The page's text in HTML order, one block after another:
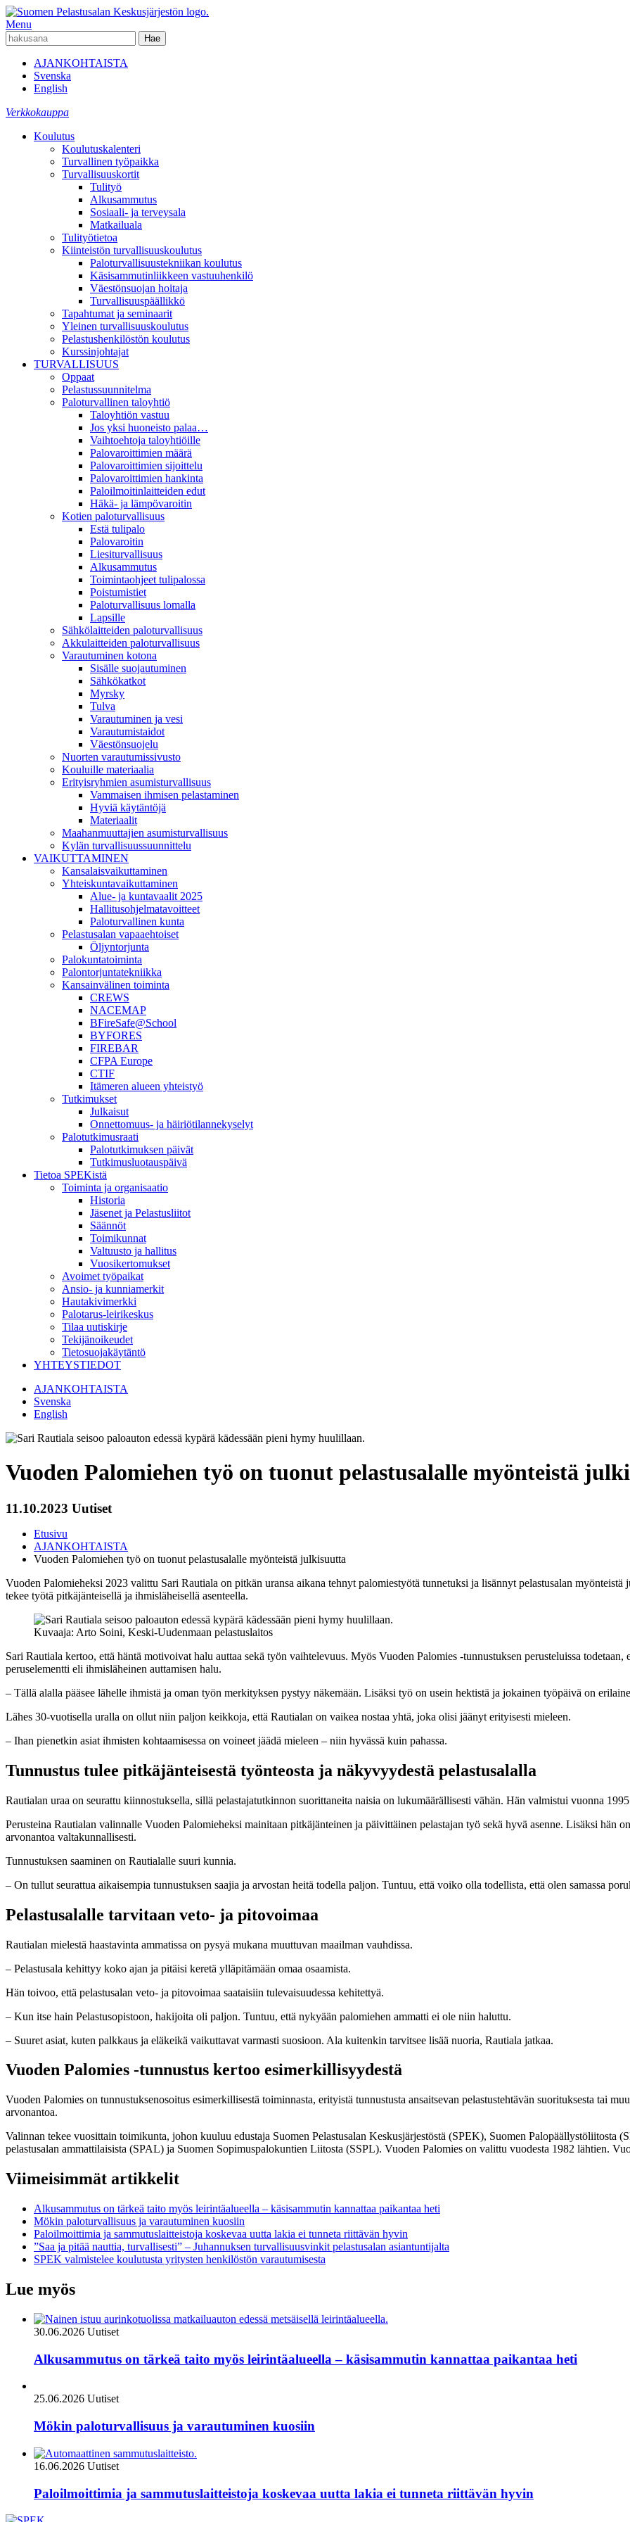
Menu
AJANKOHTAISTA
Svenska
English
Verkkokauppa
Koulutus
Koulutuskalenteri
Turvallinen työpaikka
Turvallisuuskortit
Tulityö
Alkusammutus
Sosiaali- ja terveysala
Matkailuala
Tulityötietoa
Kiinteistön turvallisuuskoulutus
Paloturvallisuustekniikan koulutus
Käsisammutinliikkeen vastuuhenkilö
Väestönsuojan hoitaja
Turvallisuuspäällikkö
Tapahtumat ja seminaarit
Yleinen turvallisuuskoulutus
Pelastushenkilöstön koulutus
Kurssinjohtajat
TURVALLISUUS
Oppaat
Pelastussuunnitelma
Paloturvallinen taloyhtiö
Taloyhtiön vastuu
Jos yksi huoneisto palaa…
Vaihtoehtoja taloyhtiöille
Palovaroittimien määrä
Palovaroittimien sijoittelu
Palovaroittimien hankinta
Paloilmoitinlaitteiden edut
Häkä- ja lämpövaroitin
Kotien paloturvallisuus
Estä tulipalo
Palovaroitin
Liesiturvallisuus
Alkusammutus
Toimintaohjeet tulipalossa
Poistumistiet
Paloturvallisuus lomalla
Lapsille
Sähkölaitteiden paloturvallisuus
Akkulaitteiden paloturvallisuus
Varautuminen kotona
Sisälle suojautuminen
Sähkökatkot
Myrsky
Tulva
Varautuminen ja vesi
Varautumistaidot
Väestönsuojelu
Nuorten varautumissivusto
Kouluille materiaalia
Erityisryhmien asumisturvallisuus
Vammaisen ihmisen pelastaminen
Hyviä käytäntöjä
Materiaalit
Maahanmuuttajien asumisturvallisuus
Kylän turvallisuussuunnittelu
VAIKUTTAMINEN
Kansalaisvaikuttaminen
Yhteiskuntavaikuttaminen
Alue- ja kuntavaalit 2025
Hallitusohjelmatavoitteet
Paloturvallinen kunta
Pelastusalan vapaaehtoiset
Öljyntorjunta
Palokuntatoiminta
Palontorjuntatekniikka
Kansainvälinen toiminta
CREWS
NACEMAP
BFireSafe@School
BYFORES
FIREBAR
CFPA Europe
CTIF
Itämeren alueen yhteistyö
Tutkimukset
Julkaisut
Onnettomuus- ja häiriötilannekyselyt
Palotutkimusraati
Palotutkimuksen päivät
Tutkimusluotauspäivä
Tietoa SPEKistä
Toiminta ja organisaatio
Historia
Jäsenet ja Pelastusliitot
Säännöt
Toimikunnat
Valtuusto ja hallitus
Vuosikertomukset
Avoimet työpaikat
Ansio- ja kunniamerkit
Hautakivimerkki
Palotarus-leirikeskus
Tilaa uutiskirje
Tekijänoikeudet
Tietosuojakäytäntö
YHTEYSTIEDOT
AJANKOHTAISTA
Svenska
English
Vuoden Palomiehen työ on tuonut pelastusalalle myönteistä
11.10.2023 Uutiset
Etusivu
AJANKOHTAISTA
Vuoden Palomiehen työ on tuonut pelastusalalle myönteistä julkisuutta
Vuoden Palomieheksi 2023 valittu Sari Rautiala on pitkän uransa aikana tehnyt palomiestyötä tunnetuksi ja lisännyt pelastusalan myönteistä
tekee työtä pitkäjänteisellä ja ihmisläheisellä asenteella.
Kuvaaja: Arto Soini, Keski-Uudenmaan pelastuslaitos
Sari Rautiala kertoo, että häntä motivoivat halu auttaa sekä työn vaihtelevuus. Myös Vuoden Palomies -tunnustuksen perusteluissa todetaan,
peruselementti eli ihmisläheinen auttamisen halu.
– Tällä alalla pääsee lähelle ihmistä ja oman työn merkityksen pystyy näkemään. Lisäksi työ on usein hektistä ja jokainen työpäivä on
Lähes 30-vuotisella uralla on ollut niin paljon keikkoja, että Rautialan on vaikea nostaa yhtä, joka olisi jäänyt erityisesti mieleen.
– Ihan pienetkin asiat ihmisten kohtaamisessa on voineet jäädä mieleen – niin hyvässä kuin pahassa.
Tunnustus tulee pitkäjänteisestä työnteosta ja näkyvyydestä pelastusalalla
Rautialan uraa on seurattu kiinnostuksella, sillä pelastajatutkinnon suorittaneita naisia on lukumäärällisesti vähän. Hän valmistui vuonna
Perusteina Rautialan valinnalle Vuoden Palomieheksi mainitaan pitkäjänteinen ja päivittäinen pelastajan työ sekä hyvä asenne. Lisäksi hän
arvonantoa valtakunnallisesti.
Tunnustuksen saaminen on Rautialalle suuri kunnia.
– On tullut seurattua aikaisempia tunnustuksen saajia ja arvostan heitä todella paljon. Tuntuu, että voiko olla todellista, että olen samassa
Pelastusalalle tarvitaan veto- ja pitovoimaa
Rautialan mielestä haastavinta ammatissa on pysyä mukana muuttuvan maailman vauhdissa.
– Pelastusala kehittyy koko ajan ja pitäisi keretä ylläpitämään omaa osaamista.
Hän toivoo, että pelastusalan veto- ja pitovoimaa saataisiin tulevaisuudessa kehitettyä.
– Kun itse hain Pelastusopistoon, hakijoita oli paljon. Tuntuu, että nykyään palomiehen ammatti ei ole niin haluttu.
– Suuret asiat, kuten palkkaus ja eläkeikä vaikuttavat varmasti suosioon. Ala kuitenkin tarvitsee lisää nuoria, Rautiala jatkaa.
Vuoden Palomies -tunnustus kertoo esimerkillisyydestä
Vuoden Palomies on tunnustuksenosoitus esimerkillisestä toiminnasta, erityistä tunnustusta ansaitsevan pelastustehtävän suorituksesta tai
arvonantoa.
Valinnan tekee vuosittain toimikunta, johon kuuluu edustaja Suomen Pelastusalan Keskusjärjestöstä (SPEK), Suomen Palopäällystöliitosta
pelastusalan ammattilaisista (SPAL) ja Suomen Sopimuspalokuntien Liitosta (SSPL). Vuoden Palomies on valittu vuodesta 1982 lähtien.
Viimeisimmät artikkelit
Alkusammutus on tärkeä taito myös leirintäalueella – käsisammutin kannattaa paikantaa heti
Mökin paloturvallisuus ja varautuminen kuosiin
Paloilmoittimia ja sammutuslaitteistoja koskevaa uutta lakia ei tunneta riittävän hyvin
”Saa ja pitää nauttia, turvallisesti” – Juhannuksen turvallisuusvinkit pelastusalan asiantuntijalta
SPEK valmistelee koulutusta yritysten henkilöstön varautumisesta
Lue myös
30.06.2026 Uutiset
Alkusammutus on tärkeä taito myös leirintäalueella – käsisammutin kannattaa paikantaa heti
25.06.2026 Uutiset
Mökin paloturvallisuus ja varautuminen kuosiin
16.06.2026 Uutiset
Paloilmoittimia ja sammutuslaitteistoja koskevaa uutta lakia ei tunneta riittävän hyvin